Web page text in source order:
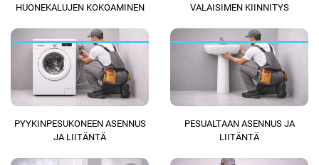
HUONEKALUJEN KOKOAMINEN VALAISIMEN KIINNITYS
PYYKINPESUKONEEN ASENNUS
JA LIITÄNTÄ
PESUALTAAN ASENNUS JA
LIITÄNTÄ